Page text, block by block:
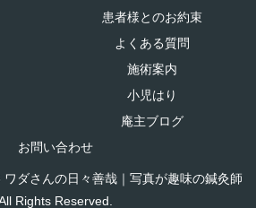
患者様とのお約束
よくある質問
施術案内
小児はり
庵主ブログ
お問い合わせ
ダさんの日々善哉｜写真が趣味の鍼灸師
Rights Reserved.